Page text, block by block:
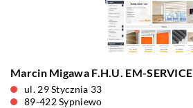
Marcin Migawa F.H.U. EM-SERVICE
ul. 29 Stycznia 33
89-422 Sypniewo